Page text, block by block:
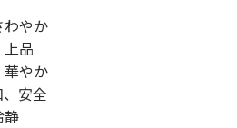
わやか
上品
華やか
、安全
静